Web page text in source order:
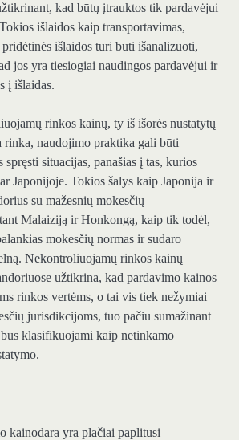
kad būtų įtrauktos tik pardavėjui
išlaidos kaip transportavimas,
išlaidos turi būti išanalizuoti,
jos yra tiesiogiai naudingos pardavėjui ir
į išlaidas.
rinkos kainų, ty iš išorės nustatytų
rinka, naudojimo praktika gali būti
spręsti situacijas, panašias į tas, kurios
Japonijoje. Tokios šalys kaip Japonija ir
su mažesnių mokesčių
Malaiziją ir Honkongą, kaip tik todėl,
mokesčių normas ir sudaro
Nekontroliuojamų rinkos kainų
užtikrina, kad pardavimo kainos
rinkos vertėms, o tai vis tiek nežymiai
jurisdikcijoms, tuo pačiu sumažinant
klasifikuojami kaip netinkamo
kainodara yra plačiai paplitusi